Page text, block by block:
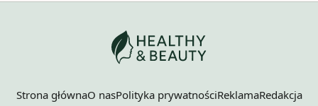
Strona głównaO nasPolityka prywatnościReklamaRedakcja